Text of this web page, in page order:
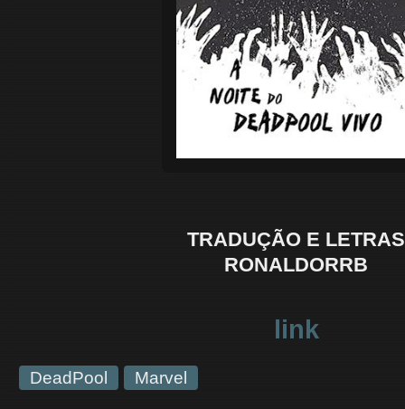
TRADUÇÃO E LETRAS
RONALDORRB
link
DeadPool Marvel